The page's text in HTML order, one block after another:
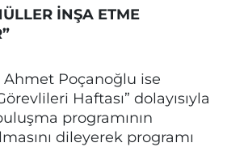
İNŞA ETME
Poçanoğlu ise
Haftası” dolayısıyla
programının
dileyerek programı